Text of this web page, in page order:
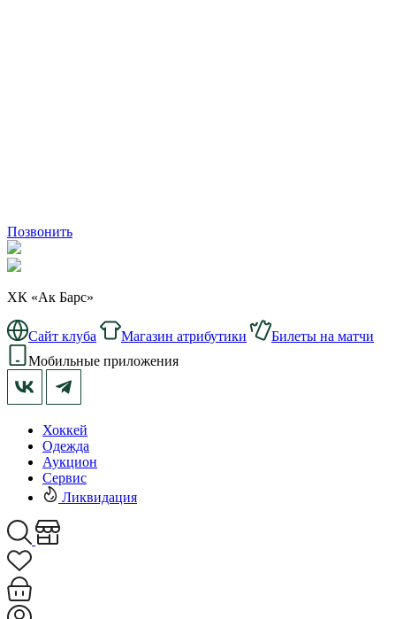
Позвонить
ХК «Ак Барс»
Сайт клуба Магазин атрибутики
Билеты на матчи
Мобильные приложения
Хоккей
Одежда
Аукцион
Сервис
Ликвидация